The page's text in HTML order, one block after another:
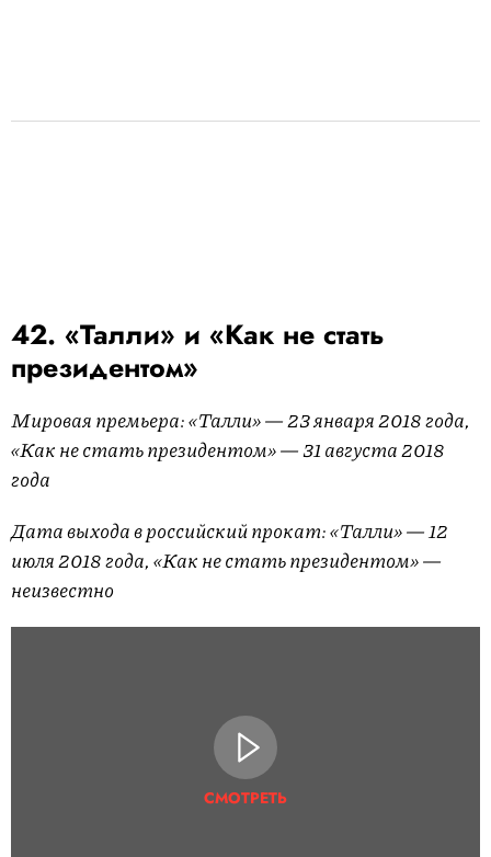
42. «Талли» и «Как не стать
президентом»
Мировая премьера: «Талли» — 23 января 2018 года,
«Как не стать президентом» — 31 августа 2018
года
Дата выхода в российский прокат: «Талли» — 12
июля 2018 года, «Как не стать президентом» —
неизвестно
СМОТРЕТЬ